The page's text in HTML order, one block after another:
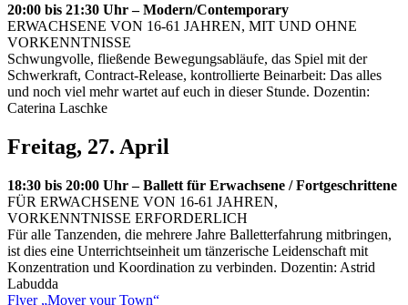
20:00 bis 21:30 Uhr – Modern/Contemporary
ERWACHSENE VON 16-61 JAHREN, MIT UND OHNE
VORKENNTNISSE
Schwungvolle, fließende Bewegungsabläufe, das Spiel mit der
Schwerkraft, Contract-Release, kontrollierte Beinarbeit: Das alles
und noch viel mehr wartet auf euch in dieser Stunde. Dozentin:
Caterina Laschke
Freitag, 27. April
18:30 bis 20:00 Uhr – Ballett für Erwachsene / Fortgeschrittene
FÜR ERWACHSENE VON 16-61 JAHREN,
VORKENNTNISSE ERFORDERLICH
Für alle Tanzenden, die mehrere Jahre Balletterfahrung mitbringen,
ist dies eine Unterrichtseinheit um tänzerische Leidenschaft mit
Konzentration und Koordination zu verbinden. Dozentin: Astrid
Labudda
Flyer „Mover your Town“